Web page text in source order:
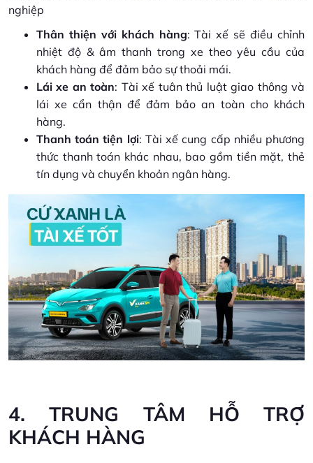
nghiệp
Thân thiện với khách hàng: Tài xế sẽ điều chỉnh
nhiệt độ & âm thanh trong xe theo yêu cầu của
khách hàng để đảm bảo sự thoải mái.
Lái xe an toàn: Tài xế tuân thủ luật giao thông và
lái xe cẩn thận để đảm bảo an toàn cho khách
hàng.
Thanh toán tiện lợi: Tài xế cung cấp nhiều phương
thức thanh toán khác nhau, bao gồm tiền mặt, thẻ
tín dụng và chuyển khoản ngân hàng.
4. TRUNG TÂM HỖ TRỢ
KHÁCH HÀNG